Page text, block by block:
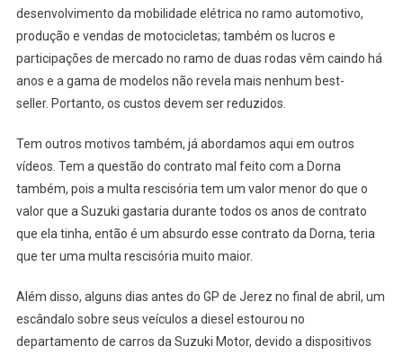
desenvolvimento da mobilidade elétrica no ramo automotivo,
produção e vendas de motocicletas; também os lucros e
participações de mercado no ramo de duas rodas vêm caindo há
anos e a gama de modelos não revela mais nenhum best-
seller. Portanto, os custos devem ser reduzidos.
Tem outros motivos também, já abordamos aqui em outros
vídeos. Tem a questão do contrato mal feito com a Dorna
também, pois a multa rescisória tem um valor menor do que o
valor que a Suzuki gastaria durante todos os anos de contrato
que ela tinha, então é um absurdo esse contrato da Dorna, teria
que ter uma multa rescisória muito maior.
Além disso, alguns dias antes do GP de Jerez no final de abril, um
escândalo sobre seus veículos a diesel estourou no
departamento de carros da Suzuki Motor, devido a dispositivos